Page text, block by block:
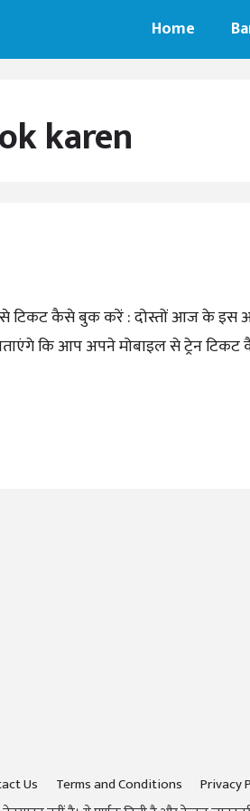
Home
karen
टिकट कैसे बुक करें : दोस्तों आज के इस
कि आप अपने मोबाइल से ट्रेन
Us Terms and Conditions Privacy